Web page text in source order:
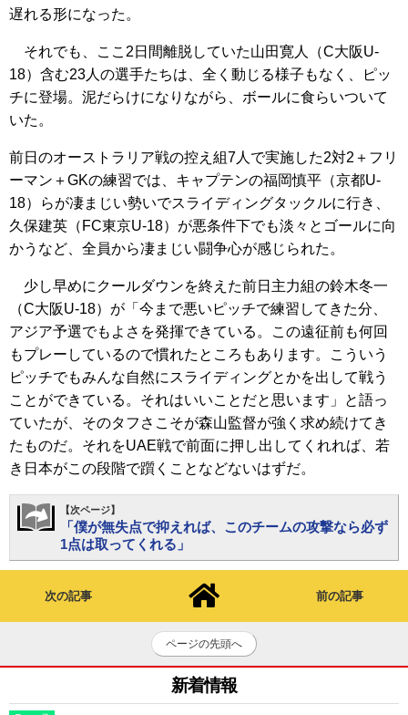
遅れる形になった。
それでも、ここ2日間離脱していた山田寛人（C大阪U-
18）含む23人の選手たちは、全く動じる様子もなく、ピッ
チに登場。泥だらけになりながら、ボールに食らいついて
いた。
前日のオーストラリア戦の控え組7人で実施した2対2＋フリ
ーマン＋GKの練習では、キャプテンの福岡慎平（京都U-
18）らが凄まじい勢いでスライディングタックルに行き、
久保建英（FC東京U-18）が悪条件下でも淡々とゴールに向
かうなど、全員から凄まじい闘争心が感じられた。
少し早めにクールダウンを終えた前日主力組の鈴木冬一
（C大阪U-18）が「今まで悪いピッチで練習してきた分、
アジア予選でもよさを発揮できている。この遠征前も何回
もプレーしているので慣れたところもあります。こういう
ピッチでもみんな自然にスライディングとかを出して戦う
ことができている。それはいいことだと思います」と語っ
ていたが、そのタフさこそが森山監督が強く求め続けてき
たものだ。それをUAE戦で前面に押し出してくれれば、若
き日本がこの段階で躓くことなどないはずだ。
【次ページ】
「僕が無失点で抑えれば、このチームの攻撃なら必ず
1点は取ってくれる」
次の記事 前の記事
ページの先頭へ
新着情報